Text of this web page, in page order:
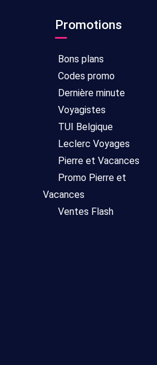
Promotions
Bons plans
Codes promo
Dernière minute
Voyagistes
TUI Belgique
Leclerc Voyages
Pierre et Vacances
Promo Pierre et
Vacances
Ventes Flash